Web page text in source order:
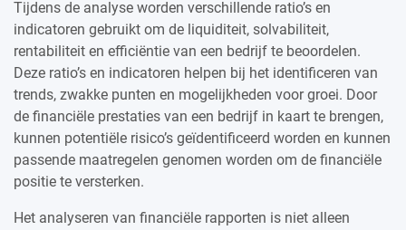
Tijdens de analyse worden verschillende ratio’s en
indicatoren gebruikt om de liquiditeit, solvabiliteit,
rentabiliteit en efficiëntie van een bedrijf te beoordelen.
Deze ratio’s en indicatoren helpen bij het identificeren van
trends, zwakke punten en mogelijkheden voor groei. Door
de financiële prestaties van een bedrijf in kaart te brengen,
kunnen potentiële risico’s geïdentificeerd worden en kunnen
passende maatregelen genomen worden om de financiële
positie te versterken.
Het analyseren van financiële rapporten is niet alleen